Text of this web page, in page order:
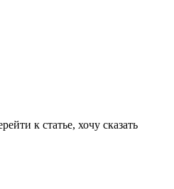
к статье, хочу сказать